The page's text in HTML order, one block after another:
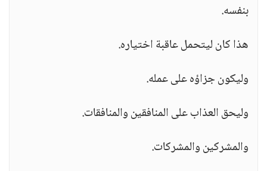
بنفسه.
هذا كان ليتحمل عاقبة اختياره.
وليكون جزاؤه على عمله.
وليحق العذاب على المنافقين والمنافقات.
والمشركين والمشركات.